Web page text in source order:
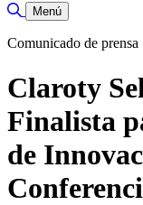
Alternar búsqueda
Menú
Comunicado de prensa
Claroty
Finalista
de